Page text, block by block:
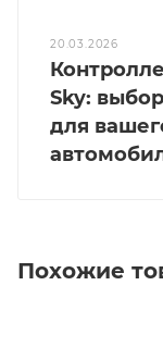
20.03.2026
Sky:
для
Похожие